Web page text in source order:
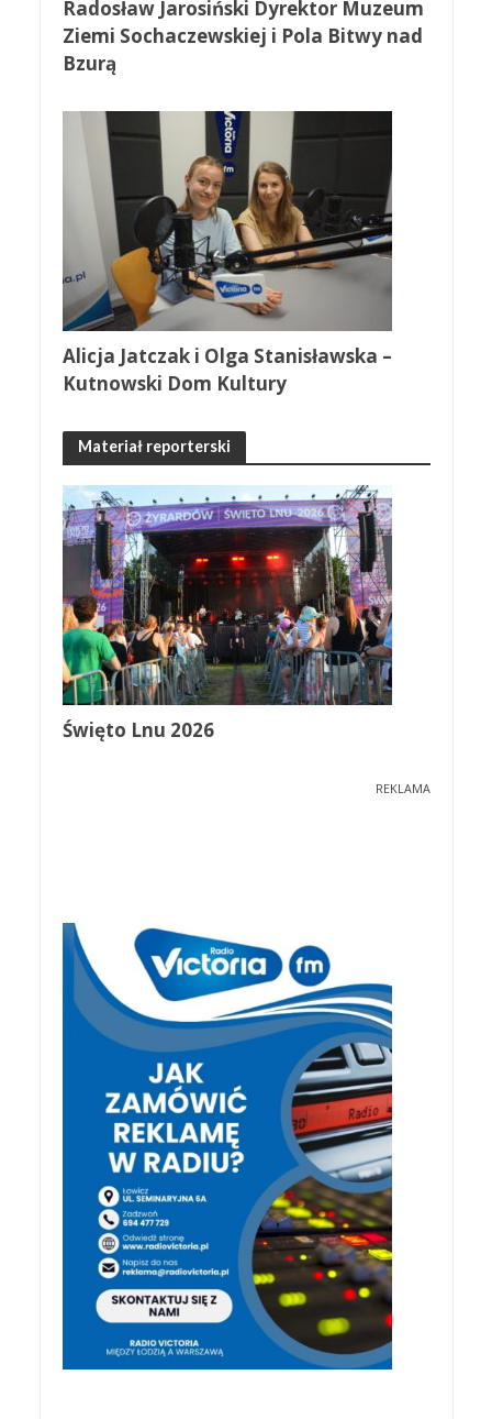
Radosław Jarosiński Dyrektor Muzeum
Ziemi Sochaczewskiej i Pola Bitwy nad
Bzurą
Alicja Jatczak i Olga Stanisławska –
Kutnowski Dom Kultury
Materiał reporterski
Święto Lnu 2026
REKLAMA